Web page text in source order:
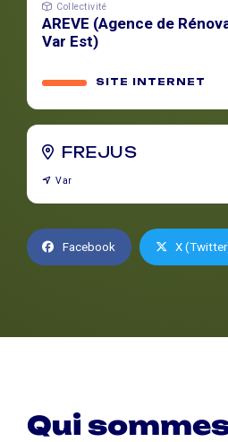
Collectivité
AREVE (Agence de
Var Est)
SITE INTERNET
FREJUS
Var
Facebook X
Qui